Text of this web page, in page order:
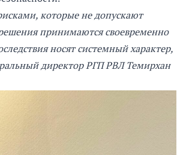
которые не допускают
принимаются своевременно
носят системный характер,
директор РГП РВЛ Темирхан